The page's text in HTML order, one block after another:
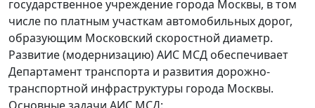
государственное учреждение города Москвы, в том
числе по платным участкам автомобильных дорог,
образующим Московский скоростной диаметр.
Развитие (модернизацию) АИС МСД обеспечивает
Департамент транспорта и развития дорожно-
транспортной инфраструктуры города Москвы.